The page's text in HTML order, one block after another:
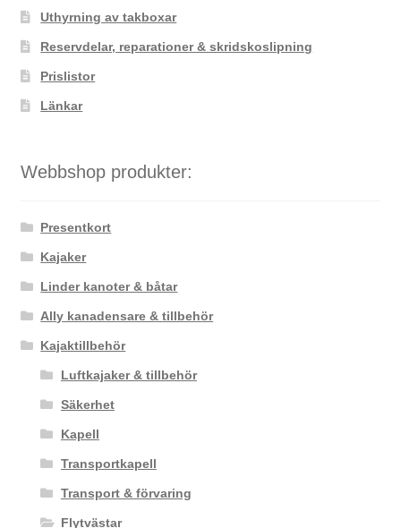
Uthyrning av takboxar
Reservdelar, reparationer & skridskoslipning
Prislistor
Länkar
Webbshop produkter:
Presentkort
Kajaker
Linder kanoter & båtar
Ally kanadensare & tillbehör
Kajaktillbehör
Luftkajaker & tillbehör
Säkerhet
Kapell
Transportkapell
Transport & förvaring
Flytvästar